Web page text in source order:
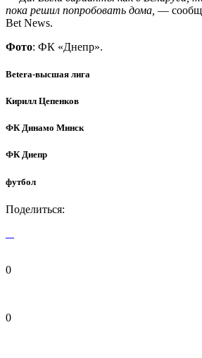
пока решил попробовать дома, —
Bet News.
Фото: ФК «Днепр».
Betera-высшая лига
Кирилл Цепенков
ФК Динамо Минск
ФК Днепр
футбол
Поделиться:
0
0